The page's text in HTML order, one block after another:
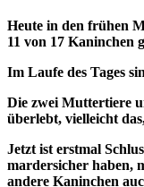
Heute in den frühen
11 von 17 Kaninchen
Im Laufe des Tages
Die zwei Muttertiere
überlebt, vielleicht
Jetzt ist erstmal
mardersicher haben,
andere Kaninchen